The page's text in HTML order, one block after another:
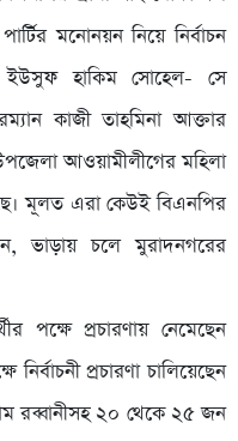
মনোনয়ন নিয়ে নির্বাচন
ইউসুফ হাকিম সোহেল- সে
কাজী তাহমিনা আক্তার
আওয়ামীলীগের মহিলা
মূলত এরা কেউই বিএনপির
ভাড়ায় চলে মুরাদনগরের
পক্ষে প্রচারণায় নেমেছেন
প্রচারণা চালিয়েছেন
রব্বানীসহ ২০ থেকে ২৫ জন